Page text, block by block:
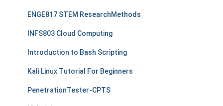
ENGE817 STEM ResearchMethods
INFS803 Cloud Computing
Introduction to Bash Scripting
Kali Linux Tutorial For Beginners
PenetrationTester-CPTS